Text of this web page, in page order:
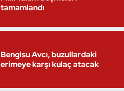
tamamlandı
Bengisu Avcı, buzullardaki
erimeye karşı kulaç atacak